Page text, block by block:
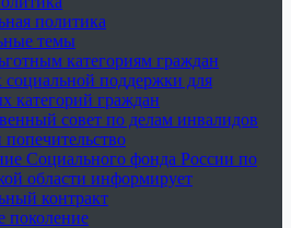
политика
темы
категориям граждан
социальной поддержки для
категорий граждан
совет по делам инвалидов
Социального фонда России по
области информирует
контракт
поколение